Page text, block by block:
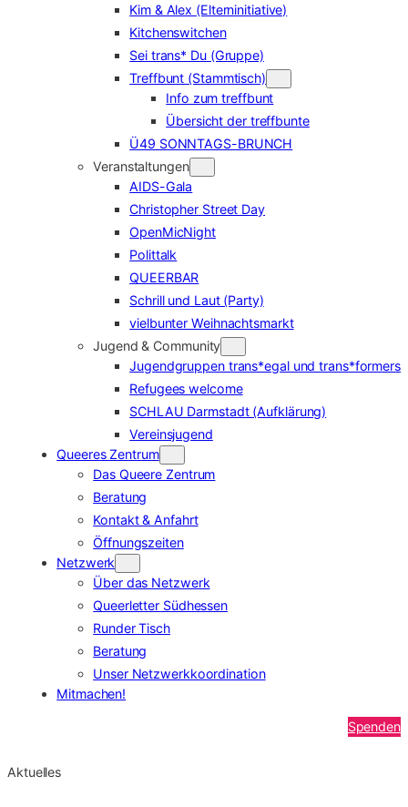
Kim & Alex (Elterninitiative)
Kitchenswitchen
Sei trans* Du (Gruppe)
Treffbunt (Stammtisch)
Info zum treffbunt
Übersicht der treffbunte
Ü49 SONNTAGS-BRUNCH
Veranstaltungen
AIDS-Gala
Christopher Street Day
OpenMicNight
Polittalk
QUEERBAR
Schrill und Laut (Party)
vielbunter Weihnachtsmarkt
Jugend & Community
Jugendgruppen trans*egal und trans*formers
Refugees welcome
SCHLAU Darmstadt (Aufklärung)
Vereinsjugend
Queeres Zentrum
Das Queere Zentrum
Beratung
Kontakt & Anfahrt
Öffnungszeiten
Netzwerk
Über das Netzwerk
Queerletter Südhessen
Runder Tisch
Beratung
Unser Netzwerkkoordination
Mitmachen!
Spenden
Aktuelles